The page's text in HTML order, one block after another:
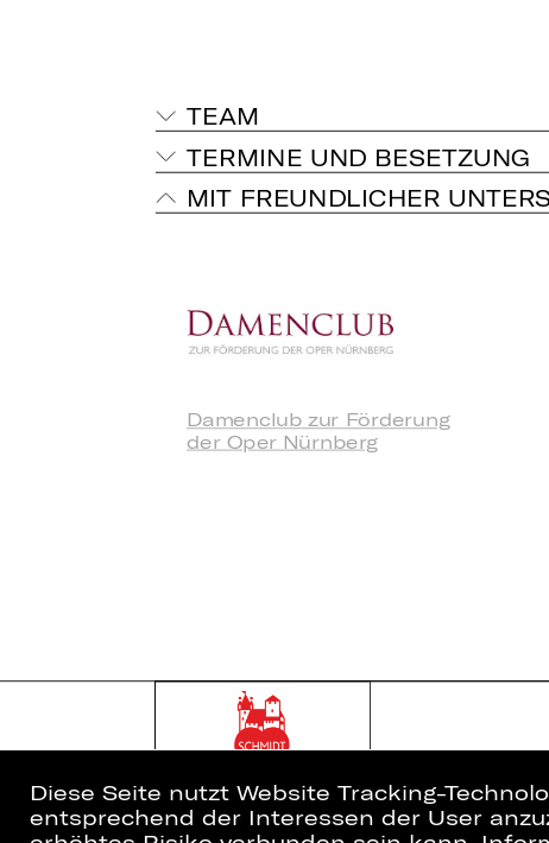
TEAM
TERMINE UND BESETZUNG
MIT FREUNDLICHER
Damenclub zur Förderung
der Oper Nürnberg
Diese Seite nutzt Website Tracking-
entsprechend der Interessen der User